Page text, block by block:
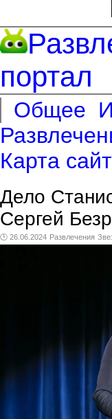
портал
Общее
Карта
Дело
Сергей
🕑 26.06.2024 Развлечения